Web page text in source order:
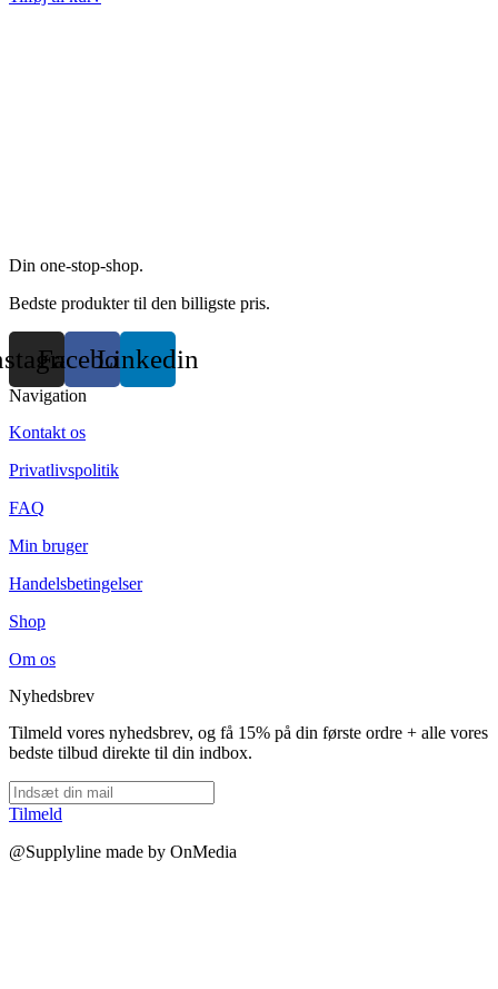
Din one-stop-shop.
Bedste produkter til den billigste pris.
FacebookLinkedin
Navigation
Kontakt os
Privatlivspolitik
FAQ
Min bruger
Handelsbetingelser
Shop
Om os
Nyhedsbrev
Tilmeld vores nyhedsbrev, og få 15% på din første ordre + alle vores
bedste tilbud direkte til din indbox.
Tilmeld
@Supplyline made by OnMedia